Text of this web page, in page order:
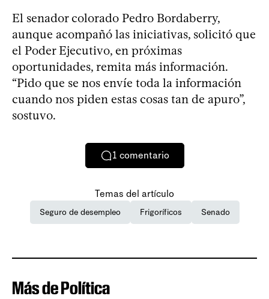
El senador colorado Pedro Bordaberry,
aunque acompañó las iniciativas, solicitó que
el Poder Ejecutivo, en próximas
oportunidades, remita más información.
“Pido que se nos envíe toda la información
cuando nos piden estas cosas tan de apuro”,
sostuvo.
1 comentario
Temas del artículo
Seguro de desempleo Frigoríficos Senado
Más de Política